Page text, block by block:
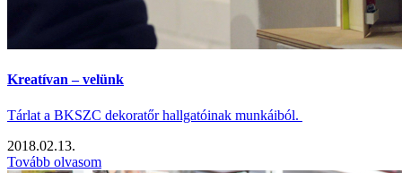
Kreatívan – velünk
Tárlat a BKSZC dekoratőr hallgatóinak munkáiból.
2018.02.13.
Tovább olvasom